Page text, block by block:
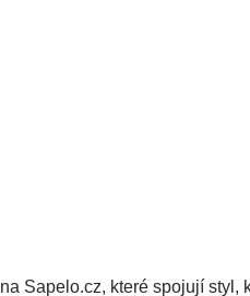
na Sapelo.cz, které spojují styl,